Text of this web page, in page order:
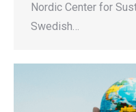
Nordic Center for
Swedish…